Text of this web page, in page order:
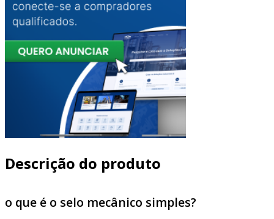
Descrição do produto
o que é o selo mecânico simples?